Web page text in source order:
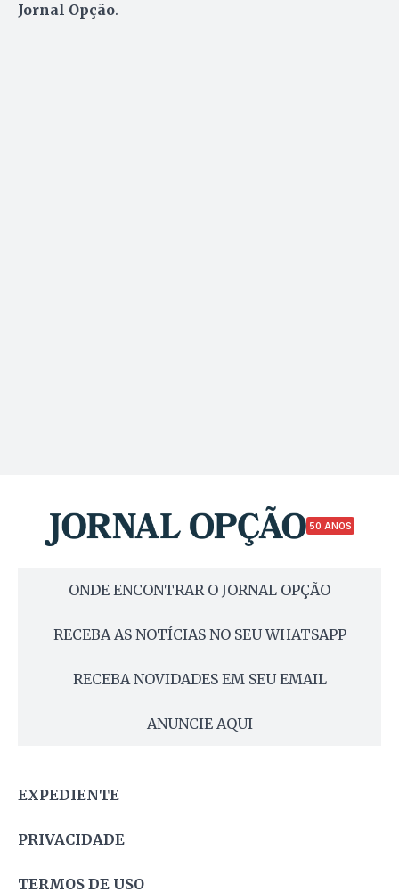
Jornal Opção.
50 ANOS
ONDE ENCONTRAR O JORNAL OPÇÃO
RECEBA AS NOTÍCIAS NO SEU WHATSAPP
RECEBA NOVIDADES EM SEU EMAIL
ANUNCIE AQUI
EXPEDIENTE
PRIVACIDADE
TERMOS DE USO